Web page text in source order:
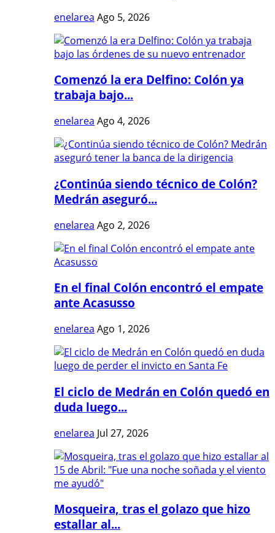
enelarea Ago 5, 2026
Comenzó la era Delfino: Colón ya
trabaja bajo...
enelarea Ago 4, 2026
¿Continúa siendo técnico de Colón?
Medrán aseguró...
enelarea Ago 2, 2026
En el final Colón encontró el empate
ante Acasusso
enelarea Ago 1, 2026
El ciclo de Medrán en Colón quedó en
duda luego...
enelarea Jul 27, 2026
Mosqueira, tras el golazo que hizo
estallar al...